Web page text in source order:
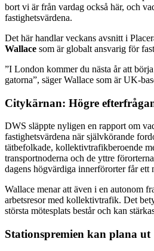
bort vi är från vardag också här, och
fastighetsvärdena.
Det här handlar veckans avsnitt i
Wallace som är globalt ansvarig för
”I London kommer du nästa år att
gatorna”, säger Wallace som är UK-
Citykärnan: Högre
DWS släppte nyligen en rapport om
fastighetsvärdena när självkörande
tätbefolkade, kollektivtrafikberoende
transportnoderna och de yttre
dagens högvärdiga innerförorter får ett
Wallace menar att även i en autonom
arbetsresor med kollektivtrafik. Det
största mötesplats består och kan
Stationspremien kan plana ut